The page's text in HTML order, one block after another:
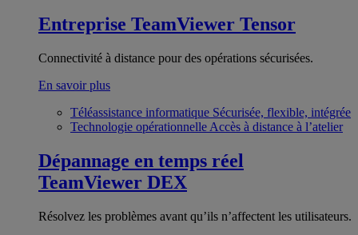
Entreprise TeamViewer Tensor
Connectivité à distance pour des opérations sécurisées.
En savoir plus
Téléassistance informatique Sécurisée, flexible, intégrée
Technologie opérationnelle Accès à distance à l’atelier
Dépannage en temps réel
TeamViewer DEX
Résolvez les problèmes avant qu’ils n’affectent les utilisateurs.